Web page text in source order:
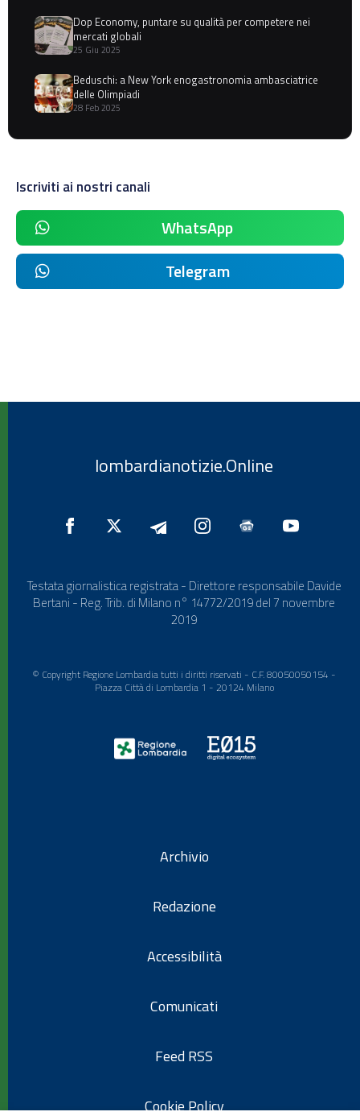
Dop Economy, puntare su qualità per competere nei
mercati globali
25 Giu 2025
Beduschi: a New York enogastronomia ambasciatrice
delle Olimpiadi
28 Feb 2025
Iscriviti ai nostri canali
WhatsApp
Telegram
lombardianotizie.Online
Testata giornalistica registrata - Direttore responsabile Davide
Bertani - Reg. Trib. di Milano n° 14772/2019 del 7 novembre
2019
© Copyright Regione Lombardia tutti i diritti riservati - C.F. 80050050154 -
Piazza Città di Lombardia 1 - 20124 Milano
Archivio
Redazione
Accessibilità
Comunicati
Feed RSS
Cookie Policy